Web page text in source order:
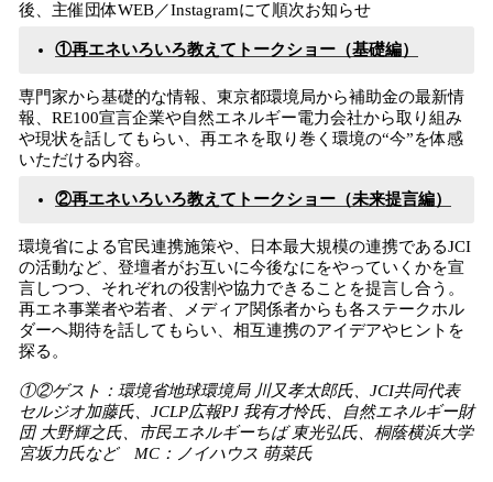
後、主催団体WEB／Instagramにて順次お知らせ
①再エネいろいろ教えてトークショー（基礎編）
専門家から基礎的な情報、東京都環境局から補助金の最新情
報、RE100宣言企業や自然エネルギー電力会社から取り組み
や現状を話してもらい、再エネを取り巻く環境の“今”を体感
いただける内容。
②再エネいろいろ教えてトークショー（未来提言編）
環境省による官民連携施策や、日本最大規模の連携であるJCI
の活動など、登壇者がお互いに今後なにをやっていくかを宣
言しつつ、それぞれの役割や協力できることを提言し合う。
再エネ事業者や若者、メディア関係者からも各ステークホル
ダーへ期待を話してもらい、相互連携のアイデアやヒントを
探る。
①②ゲスト：環境省地球環境局 川又孝太郎氏、JCI共同代表
セルジオ加藤氏、JCLP広報PJ 我有才怜氏、自然エネルギー財
団 大野輝之氏、市民エネルギーちば 東光弘氏、桐蔭横浜大学
宮坂力氏など MC：ノイハウス 萌菜氏